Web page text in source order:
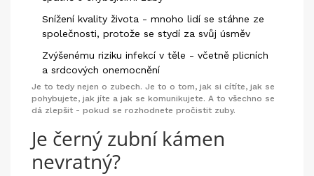
Snížení kvality života - mnoho lidí se stáhne ze
společnosti, protože se stydí za svůj úsměv
Zvýšenému riziku infekcí v těle - včetně plicních
a srdcových onemocnění
Je to tedy nejen o zubech. Je to o tom, jak si cítíte, jak se
pohybujete, jak jíte a jak se komunikujete. A to všechno se
dá zlepšit - pokud se rozhodnete pročistit zuby.
Je černý zubní kámen
nevratný?